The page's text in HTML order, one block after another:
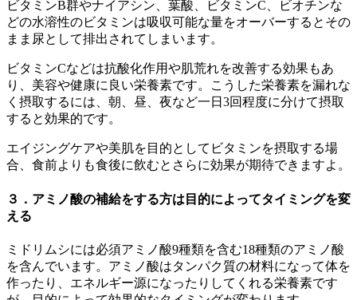
ビタミンB群やナイアシン、葉酸、ビタミンC、ビオチンな
どの水溶性のビタミンは吸収可能な量をオーバーするとその
まま尿として排出されてしまいます。
ビタミンCなどは抗酸化作用や肌荒れを改善する効果もあ
り、美容や健康に良い栄養素です。こうした栄養素を漏れな
く摂取するには、朝、昼、夜など一日3回程度に分けて摂取
すると効果的です。
エイジングケアや美肌を目的としてビタミンを摂取する場
合、食前よりも食後に飲むとさらに効果が期待できますよ。
３．アミノ酸の補給をする方は目的によってタイミングを変
える
ミドリムシには必須アミノ酸9種類を含む18種類のアミノ酸
を含んでいます。アミノ酸はタンパク質の材料になって体を
作ったり、エネルギー源になったりしてくれる栄養素です